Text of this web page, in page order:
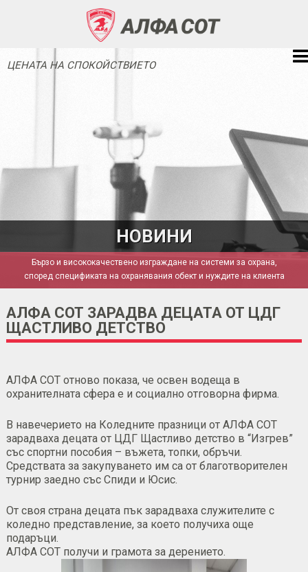
ЦЕНАТА НА СПОКОЙСТВИЕТО
НОВИНИ
Бързо и висококачествено изграждане на системи за охрана,
според спецификата на охранявания обект и нуждите на клиента
АЛФА СОТ ЗАРАДВА ДЕЦАТА ОТ ЦДГ
ЩАСТЛИВО ДЕТСТВО
АЛФА СОТотново показа, че освен водеща в
охранителната сфера е и социално отговорна фирма.
В навечерието на Коледните празници от АЛФА СОТ
зарадваха децата от ЦДГ Щастливо детство в “Изгрев”
със спортни пособия – въжета, топки, обръчи.
Средствата за закупуването им са от благотворителен
турнир заедно със Спиди и Юсис.
От своя страна децата пък зарадваха служителите с
коледно представление, за което получиха още
подаръци.
АЛФА СОТполучи и грамота за дерението.